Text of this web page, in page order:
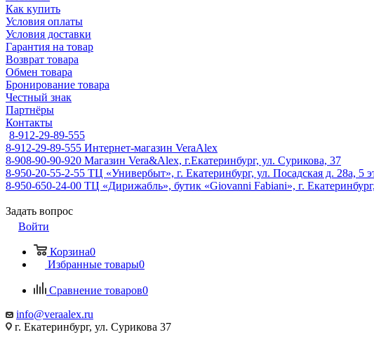
Как купить
Условия оплаты
Условия доставки
Гарантия на товар
Возврат товара
Обмен товара
Бронирование товара
Честный знак
Партнёры
Контакты
8-912-29-89-555
8-912-29-89-555 Интернет-магазин VeraAlex
8-908-90-90-920 Магазин Vera&Alex, г.Екатеринбург, ул. Сурикова, 37
8-950-20-55-2-55 ТЦ «Универбыт», г. Екатеринбург, ул. Посадская д. 28а, 5
8-950-650-24-00 ТЦ «Дирижабль», бутик «Giovanni Fabiani», г.
Задать вопрос
Войти
Корзина0
Избранные товары0
Сравнение товаров0
info@veraalex.ru
г. Екатеринбург, ул. Сурикова 37